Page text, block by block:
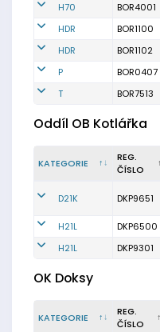
H70
BOR4001
HDR
BOR1100
HDR
BOR1102
P
BOR0407
T
BOR7513
Oddíl OB Kotlářka
KATEGORIE
REG.
ČÍSLO
D21K DKP9651
H21L DKP6500
H21L
DKP9301
OK Doksy
KATEGORIE
REG.
ČÍSLO